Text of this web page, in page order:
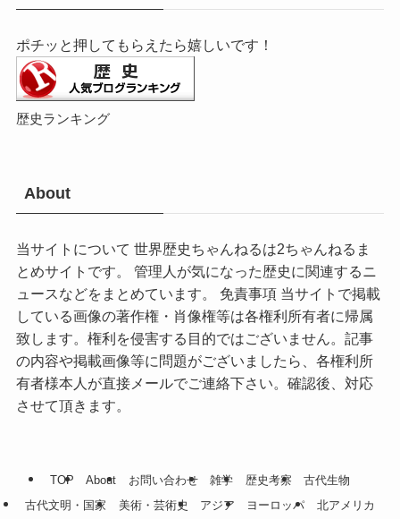
ポチッと押してもらえたら嬉しいです！
歴史ランキング
About
当サイトについて 世界歴史ちゃんねるは2ちゃんねるま
とめサイトです。 管理人が気になった歴史に関連するニ
ュースなどをまとめています。 免責事項 当サイトで掲載
している画像の著作権・肖像権等は各権利所有者に帰属
致します。権利を侵害する目的ではございません。記事
の内容や掲載画像等に問題がございましたら、各権利所
有者様本人が直接メールでご連絡下さい。確認後、対応
させて頂きます。
TOP About お問い合わせ 雑学 歴史考察
古代生物
古代文明・国家
美術・芸術史 アジア ヨーロッパ 北アメリカ